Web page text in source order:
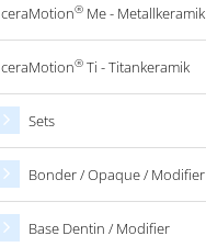
ceraMotion® Me - Metallkeramik
ceraMotion® Ti - Titankeramik
Sets
Bonder / Opaque / Modifier
Base Dentin / Modifier